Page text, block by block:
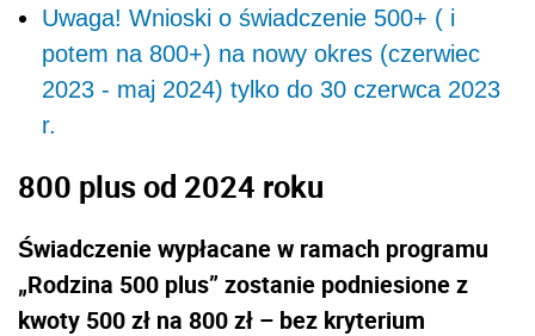
Uwaga! Wnioski o świadczenie 500+ ( i
potem na 800+) na nowy okres (czerwiec
2023 - maj 2024) tylko do 30 czerwca 2023
r.
800 plus od 2024 roku
Świadczenie wypłacane w ramach programu
„Rodzina 500 plus” zostanie podniesione z
kwoty 500 zł na 800 zł – bez kryterium